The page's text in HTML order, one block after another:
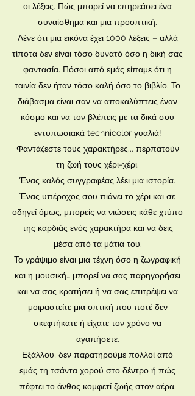
οι λέξεις. Πώς μπορεί να επηρεάσει ένα
συναίσθημα και μια προοπτική.
Λένε ότι μια εικόνα έχει 1000 λέξεις – αλλά
τίποτα δεν είναι τόσο δυνατό όσο η δική σας
φαντασία. Πόσοι από εμάς είπαμε ότι η
ταινία δεν ήταν τόσο καλή όσο το βιβλίο. Το
διάβασμα είναι σαν να αποκαλύπτεις έναν
κόσμο και να τον βλέπεις με τα δικά σου
εντυπωσιακά technicolor γυαλιά!
Φαντάζεστε τους χαρακτήρες... περπατούν
τη ζωή τους χέρι-χέρι.
Ένας καλός συγγραφέας λέει μια ιστορία.
Ένας υπέροχος σου πιάνει το χέρι και σε
οδηγεί όμως, μπορείς να νιώσεις κάθε χτύπο
της καρδιάς ενός χαρακτήρα και να δεις
μέσα από τα μάτια του.
Το γράψιμο είναι μια τέχνη όσο η ζωγραφική
και η μουσική… μπορεί να σας παρηγορήσει
και να σας κρατήσει ή να σας επιτρέψει να
μοιραστείτε μια οπτική που ποτέ δεν
σκεφτήκατε ή είχατε τον χρόνο να
αγαπήσετε.
Εξάλλου, δεν παρατηρούμε πολλοί από
εμάς τη τσάντα χορού στο δέντρο ή πώς
πέφτει το άνθος κομφετί ζωής στον αέρα.